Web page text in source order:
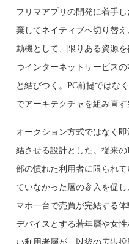
フリマアプリの開発に着手
棄してネイティブへ切り替
動機として、限りある資源
つインターネットサービス
と結びつく。PC前提ではな
でアーキテクチャを組み直
オークション方式ではなく
結させる設計とした。従来
部の慣れた利用者に限られ
ていなかった層の参入を促
マホ一台で売買が完結する
デバイスとする若年層や女